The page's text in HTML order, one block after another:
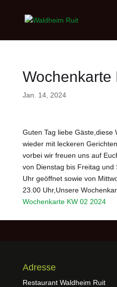
Wochenkarte
Jan. 14, 2024
Guten Tag liebe Gäste,diese
wieder mit leckeren
vorbei wir freuen uns auf
von Dienstag bis Freitag
Uhr geöffnet sowie von
23.00 Uhr,Unsere
Wochenkarte KW 02 2024
Adresse
Restaurant Waldheim Ruit